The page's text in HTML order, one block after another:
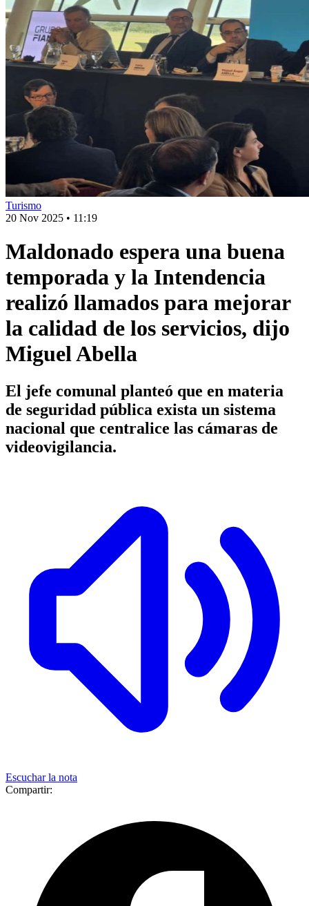
Turismo
20 Nov 2025 • 11:19
Maldonado espera una buena
temporada y la Intendencia
realizó llamados para mejorar
la calidad de los servicios, dijo
Miguel Abella
El jefe comunal planteó que en materia
de seguridad pública exista un sistema
nacional que centralice las cámaras de
videovigilancia.
Escuchar la nota
Compartir: